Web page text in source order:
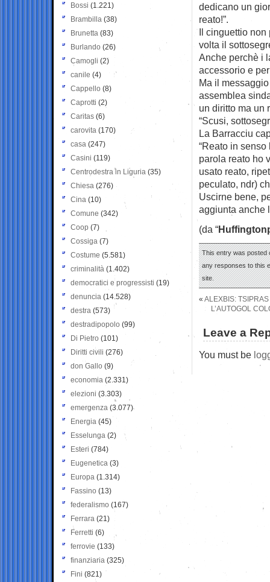
dedicano un
reato!”.
Il cinguettio non
volta il
Anche perchè i
accessorio e
Ma il
assemblea
un diritto ma un
“Scusi,
La Barracciu
“Reato in senso
parola reato ho
usato reato,
peculato, ndr)
Uscirne bene,
aggiunta anche
(da “
This entry was posted
any responses to this
site.
« ALEXBIS:
L’AUTOGOL
Leave a
You must be
Bossi (1.221)
Brambilla (38)
Brunetta (83)
Burlando (26)
Camogli (2)
canile (4)
Cappello (8)
Caprotti (2)
Caritas (6)
carovita (170)
casa (247)
Casini (119)
Centrodestra in Liguria (35)
Chiesa (276)
Cina (10)
Comune (342)
Coop (7)
Cossiga (7)
Costume (5.581)
criminalità (1.402)
democratici e progressisti (19)
denuncia (14.528)
destra (573)
destradipopolo (99)
Di Pietro (101)
Diritti civili (276)
don Gallo (9)
economia (2.331)
elezioni (3.303)
emergenza (3.077)
Energia (45)
Esselunga (2)
Esteri (784)
Eugenetica (3)
Europa (1.314)
Fassino (13)
federalismo (167)
Ferrara (21)
Ferretti (6)
ferrovie (133)
finanziaria (325)
Fini (821)